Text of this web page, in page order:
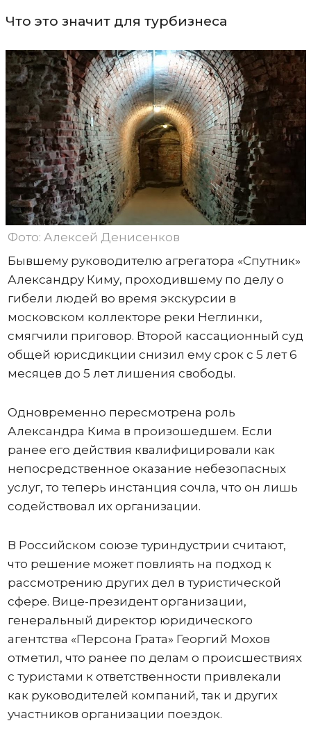
Что это значит для турбизнеса
Фото: Алексей Денисенков
Бывшему руководителю агрегатора «Спутник»
Александру Киму, проходившему по делу о
гибели людей во время экскурсии в
московском коллекторе реки Неглинки,
смягчили приговор. Второй кассационный суд
общей юрисдикции снизил ему срок с 5 лет 6
месяцев до 5 лет лишения свободы.
Одновременно пересмотрена роль
Александра Кима в произошедшем. Если
ранее его действия квалифицировали как
непосредственное оказание небезопасных
услуг, то теперь инстанция сочла, что он лишь
содействовал их организации.
В Российском союзе туриндустрии считают,
что решение может повлиять на подход к
рассмотрению других дел в туристической
сфере. Вице-президент организации,
генеральный директор юридического
агентства «Персона Грата» Георгий Мохов
отметил, что ранее по делам о происшествиях
с туристами к ответственности привлекали
как руководителей компаний, так и других
участников организации поездок.